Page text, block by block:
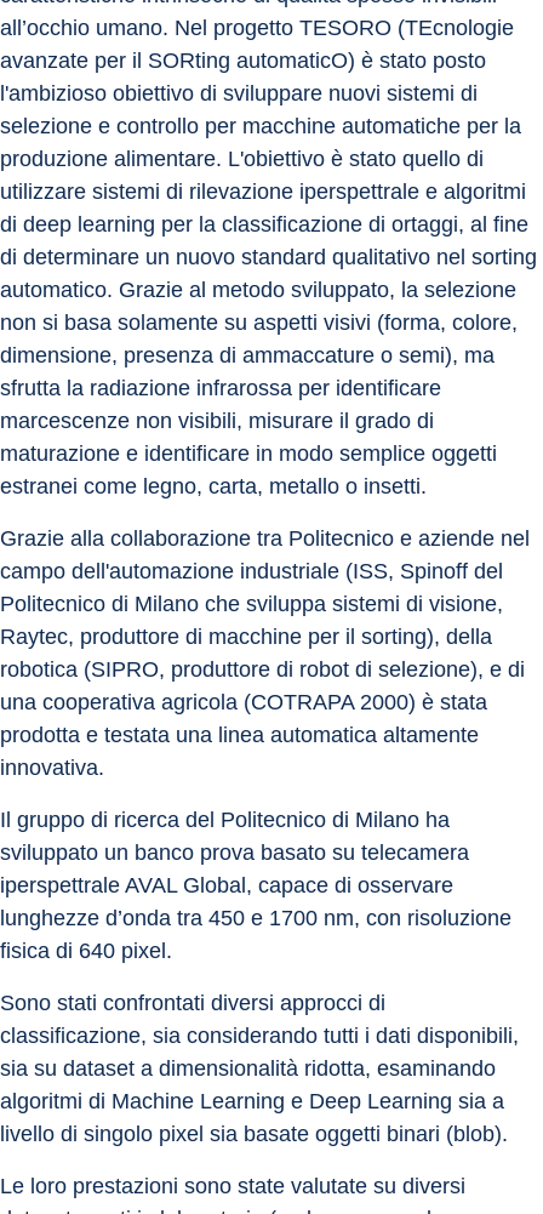
all’occhio umano. Nel progetto TESORO (TEcnologie
avanzate per il SORting automaticO) è stato posto
l'ambizioso obiettivo di sviluppare nuovi sistemi di
selezione e controllo per macchine automatiche per la
produzione alimentare. L'obiettivo è stato quello di
utilizzare sistemi di rilevazione iperspettrale e algoritmi
di deep learning per la classificazione di ortaggi, al fine
di determinare un nuovo standard qualitativo nel sorting
automatico. Grazie al metodo sviluppato, la selezione
non si basa solamente su aspetti visivi (forma, colore,
dimensione, presenza di ammaccature o semi), ma
sfrutta la radiazione infrarossa per identificare
marcescenze non visibili, misurare il grado di
maturazione e identificare in modo semplice oggetti
estranei come legno, carta, metallo o insetti.
Grazie alla collaborazione tra Politecnico e aziende nel
campo dell'automazione industriale (ISS, Spinoff del
Politecnico di Milano che sviluppa sistemi di visione,
Raytec, produttore di macchine per il sorting), della
robotica (SIPRO, produttore di robot di selezione), e di
una cooperativa agricola (COTRAPA 2000) è stata
prodotta e testata una linea automatica altamente
innovativa.
Il gruppo di ricerca del Politecnico di Milano ha
sviluppato un banco prova basato su telecamera
iperspettrale AVAL Global, capace di osservare
lunghezze d’onda tra 450 e 1700 nm, con risoluzione
fisica di 640 pixel.
Sono stati confrontati diversi approcci di
classificazione, sia considerando tutti i dati disponibili,
sia su dataset a dimensionalità ridotta, esaminando
algoritmi di Machine Learning e Deep Learning sia a
livello di singolo pixel sia basate oggetti binari (blob).
Le loro prestazioni sono state valutate su diversi